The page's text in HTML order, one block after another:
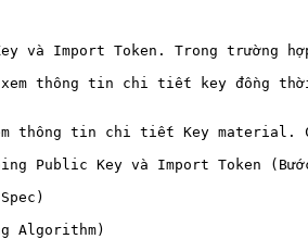
và Import Token. Trong trường
xem thông tin chi tiết key đồng
thông tin chi tiết Key material.
Public Key và Import Token
Algorithm)